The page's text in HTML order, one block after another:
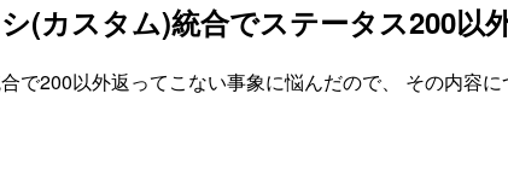
(カスタム)統合でステータス200以
200以外返ってこない事象に悩んだので、 その内容に